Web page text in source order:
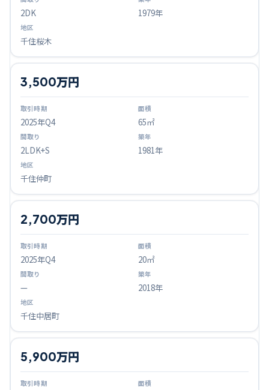
2DK 1979年
千住桜木
2025年Q4
3,500万円
65㎡
2LDK+S 1981年
千住仲町
2025年Q4
2,700万円
20㎡
— 2018年
千住中居町
5,900万円